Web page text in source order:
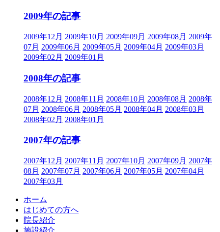
2009年の記事
2009年12月 2009年10月 2009年09月 2009年08月 2009年
07月 2009年06月 2009年05月 2009年04月 2009年03月
2009年02月 2009年01月
2008年の記事
2008年12月 2008年11月 2008年10月 2008年08月 2008年
07月 2008年06月 2008年05月 2008年04月 2008年03月
2008年02月 2008年01月
2007年の記事
2007年12月 2007年11月 2007年10月 2007年09月 2007年
08月 2007年07月 2007年06月 2007年05月 2007年04月
2007年03月
ホーム
はじめての方へ
院長紹介
施設紹介